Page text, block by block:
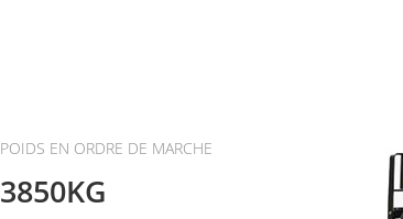
POIDS EN ORDRE DE MARCHE
3850KG